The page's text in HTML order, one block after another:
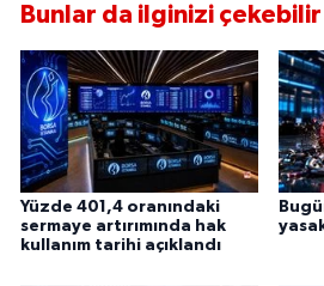
Bunlar da ilginizi çekebilir
Yüzde 401,4 oranındaki
sermaye artırımında hak
kullanım tarihi açıklandı